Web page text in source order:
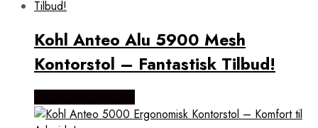
lav
Kohl Anteo Alu 5900 Mesh
Kontorstol – Fantastisk Tilbud!